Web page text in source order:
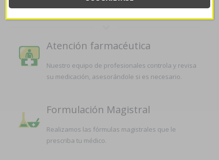
Atención farmacéutica
Nuestro equipo de profesionales controla y revisa
su medicación, asesorándole si es necesario.
Formulación Magistral
Realizamos las fórmulas magistrales que le
prescriba tu médico.